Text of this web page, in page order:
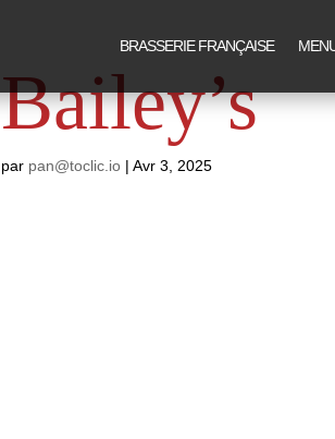
BRASSERIE FRANÇAISE
Bailey’s
par pan@toclic.io |Avr 3, 2025